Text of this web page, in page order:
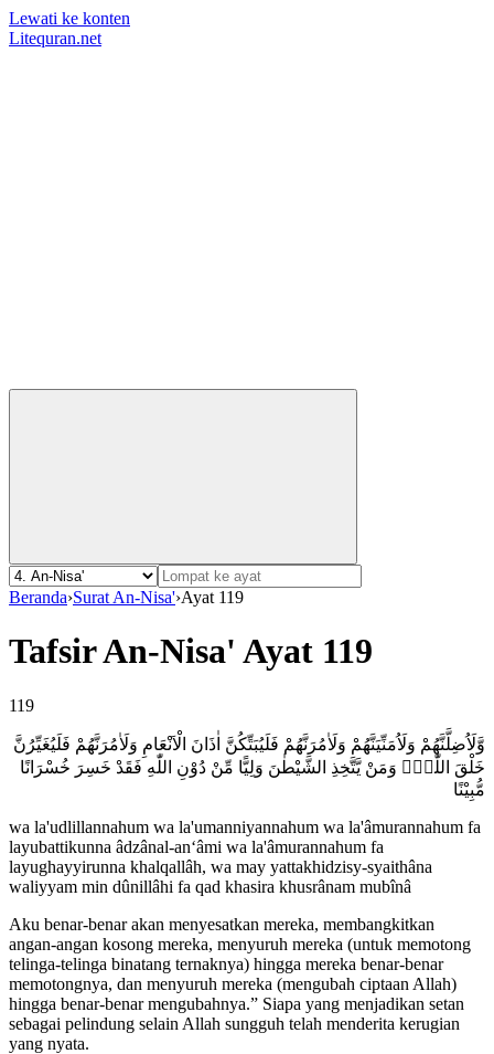
Lewati ke konten
Litequran.net
Beranda›Surat An-Nisa'›Ayat 119
Tafsir An-Nisa' Ayat 119
119
وَّلَاُضِلَّنَّهُمْ وَلَاُمَنِّيَنَّهُمْ وَلَاٰمُرَنَّهُمْ فَلَيُبَتِّكُنَّ اٰذَانَ الْاَنْعَامِ وَلَاٰمُرَنَّهُمْ فَلَيُغَيِّرُنَّ
خَلْقَ اللّٰهِۚ وَمَنْ يَّتَّخِذِ الشَّيْطٰنَ وَلِيًّا مِّنْ دُوْنِ اللّٰهِ فَقَدْ خَسِرَ خُسْرَانًا
مُّبِيْنًا
wa la'udlillannahum wa la'umanniyannahum wa la'âmurannahum fa
layubattikunna âdzânal-an‘âmi wa la'âmurannahum fa
layughayyirunna khalqallâh, wa may yattakhidzisy-syaithâna
waliyyam min dûnillâhi fa qad khasira khusrânam mubînâ
Aku benar-benar akan menyesatkan mereka, membangkitkan
angan-angan kosong mereka, menyuruh mereka (untuk memotong
telinga-telinga binatang ternaknya) hingga mereka benar-benar
memotongnya, dan menyuruh mereka (mengubah ciptaan Allah)
hingga benar-benar mengubahnya.” Siapa yang menjadikan setan
sebagai pelindung selain Allah sungguh telah menderita kerugian
yang nyata.